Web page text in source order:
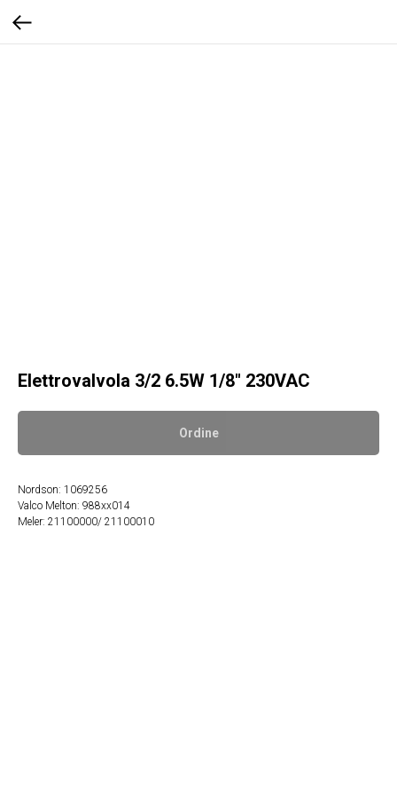
Elettrovalvola 3/2 6.5W 1/8" 230VAC
Ordine
Nordson: 1069256
Valco Melton: 988xx014
Meler: 21100000/ 21100010